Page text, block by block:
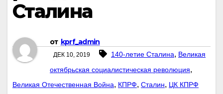
Сталина
от kprf_admin
ДЕК 10, 2019 140-летие Сталина, Великая
октябрьская социалистическая революция,
Великая Отечественная Война, КПРФ, Сталин, ЦК КПРФ